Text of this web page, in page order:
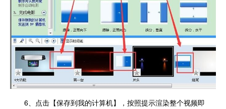
6、点击【保存到我的计算机】，按照提示渲染整个视频即